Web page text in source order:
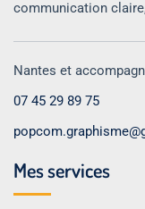
communication
Nantes et
07 45 29 89 75
Mes services